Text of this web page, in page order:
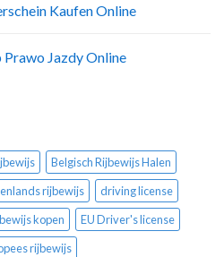
Kaufen Online
Prawo Jazdy Online
Belgisch Rijbewijs Halen
rijbewijs
driving license
kopen
EU Driver's license
rijbewijs